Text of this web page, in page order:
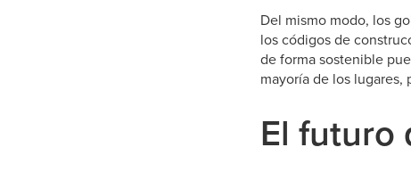
Del mismo modo, los
los códigos de
de forma sostenible
mayoría de los
El futuro